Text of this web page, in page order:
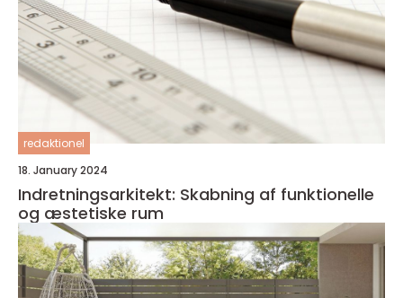
redaktionel
18. January 2024
Indretningsarkitekt: Skabning af funktionelle
og æstetiske rum